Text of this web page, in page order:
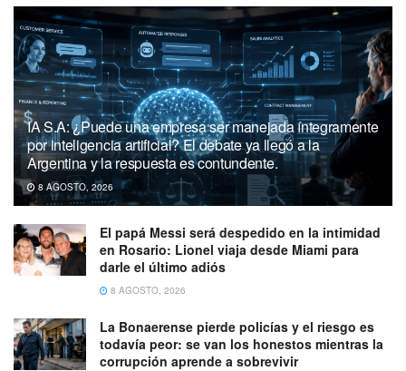
IA S.A: ¿Puede una empresa ser manejada íntegramente
por inteligencia artificial? El debate ya llegó a la
Argentina y la respuesta es contundente.
8 AGOSTO, 2026
El papá Messi será despedido en la intimidad
en Rosario: Lionel viaja desde Miami para
darle el último adiós
8 AGOSTO, 2026
La Bonaerense pierde policías y el riesgo es
todavía peor: se van los honestos mientras la
corrupción aprende a sobrevivir